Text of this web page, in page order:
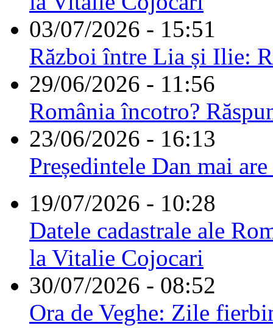
03/07/2026 - 15:51
Război între Lia și Ilie:
29/06/2026 - 11:56
România încotro?
23/06/2026 - 16:13
Președintele Dan mai
19/07/2026 - 10:28
Datele cadastrale ale
la Vitalie Cojocari
30/07/2026 - 08:52
Ora de Veghe: Zile